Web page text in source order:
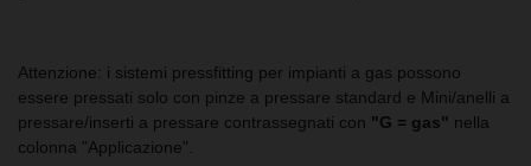
Attenzione: i sistemi pressfitting per impianti a gas possono
essere pressati solo con pinze a pressare standard e Mini/anelli a
pressare/inserti a pressare contrassegnati con "G = gas" nella
colonna "Applicazione".